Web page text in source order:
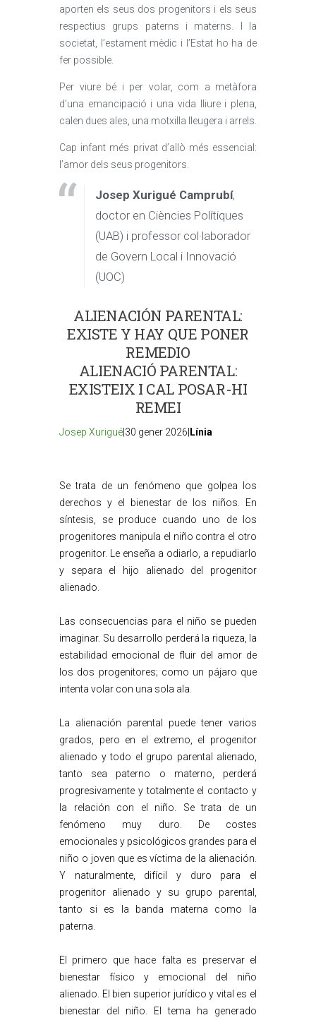
aporten els seus dos progenitors i els seus
respectius grups paterns i materns. I la
societat, l’estament mèdic i l’Estat ho ha de
fer possible.
Per viure bé i per volar, com a metàfora
d’una emancipació i una vida lliure i plena,
calen dues ales, una motxilla lleugera i arrels.
Cap infant més privat d’allò més essencial:
l’amor dels seus progenitors.
Josep Xurigué Camprubí,
doctor en Ciències Polítiques
(UAB) i professor col·laborador
de Govern Local i Innovació
(UOC)
ALIENACIÓN PARENTAL:
EXISTE Y HAY QUE PONER
REMEDIO
ALIENACIÓ PARENTAL:
EXISTEIX I CAL POSAR-HI
REMEI
Josep Xurigué |30 gener 2026| Línia
Se trata de un fenómeno que golpea los
derechos y el bienestar de los niños. En
síntesis, se produce cuando uno de los
progenitores manipula el niño contra el otro
progenitor. Le enseña a odiarlo, a repudiarlo
y separa el hijo alienado del progenitor
alienado.
Las consecuencias para el niño se pueden
imaginar. Su desarrollo perderá la riqueza, la
estabilidad emocional de fluir del amor de
los dos progenitores; como un pájaro que
intenta volar con una sola ala.
La alienación parental puede tener varios
grados, pero en el extremo, el progenitor
alienado y todo el grupo parental alienado,
tanto sea paterno o materno, perderá
progresivamente y totalmente el contacto y
la relación con el niño. Se trata de un
fenómeno muy duro. De costes
emocionales y psicológicos grandes para el
niño o joven que es víctima de la alienación.
Y naturalmente, difícil y duro para el
progenitor alienado y su grupo parental,
tanto si es la banda materna como la
paterna.
El primero que hace falta es preservar el
bienestar físico y emocional del niño
alienado. El bien superior jurídico y vital es el
bienestar del niño. El tema ha generado